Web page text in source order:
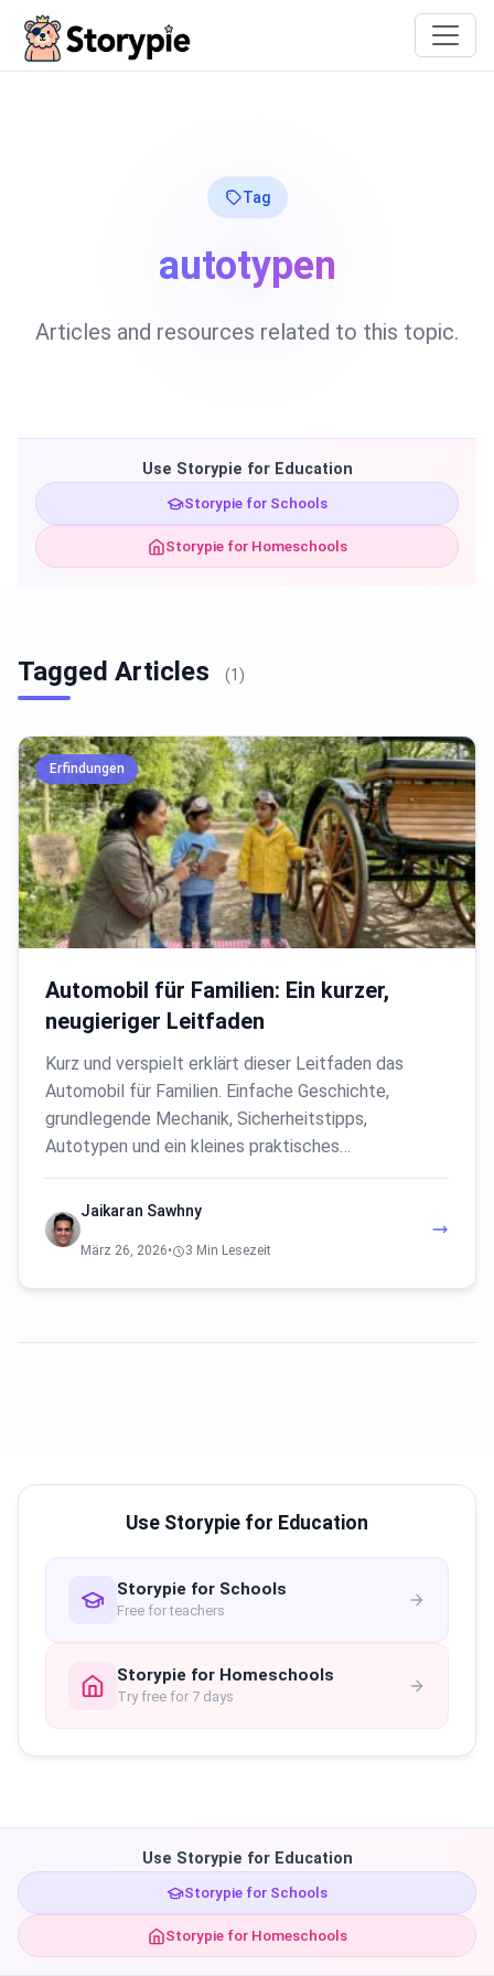
Tag
autotypen
Articles and resources related to this topic.
Use Storypie for Education
Storypie for Schools
Storypie for Homeschools
Tagged Articles (1)
Erfindungen
Automobil für Familien: Ein kurzer,
neugieriger Leitfaden
Kurz und verspielt erklärt dieser Leitfaden das
Automobil für Familien. Einfache Geschichte,
grundlegende Mechanik, Sicherheitstipps,
Autotypen und ein kleines praktisches…
Jaikaran Sawhny
März 26, 2026• 3 Min Lesezeit
Use Storypie for Education
Storypie for Schools
Free for teachers
Storypie for Homeschools
Try free for 7 days
Use Storypie for Education
Storypie for Schools
Storypie for Homeschools